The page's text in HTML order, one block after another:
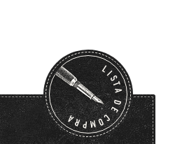
LISTA DE COMPRA